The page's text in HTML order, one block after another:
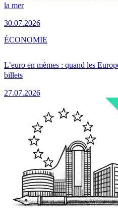
la mer
30.07.2026
L’euro en mèmes : quand les
billets
27.07.2026
ÉCONOMIE